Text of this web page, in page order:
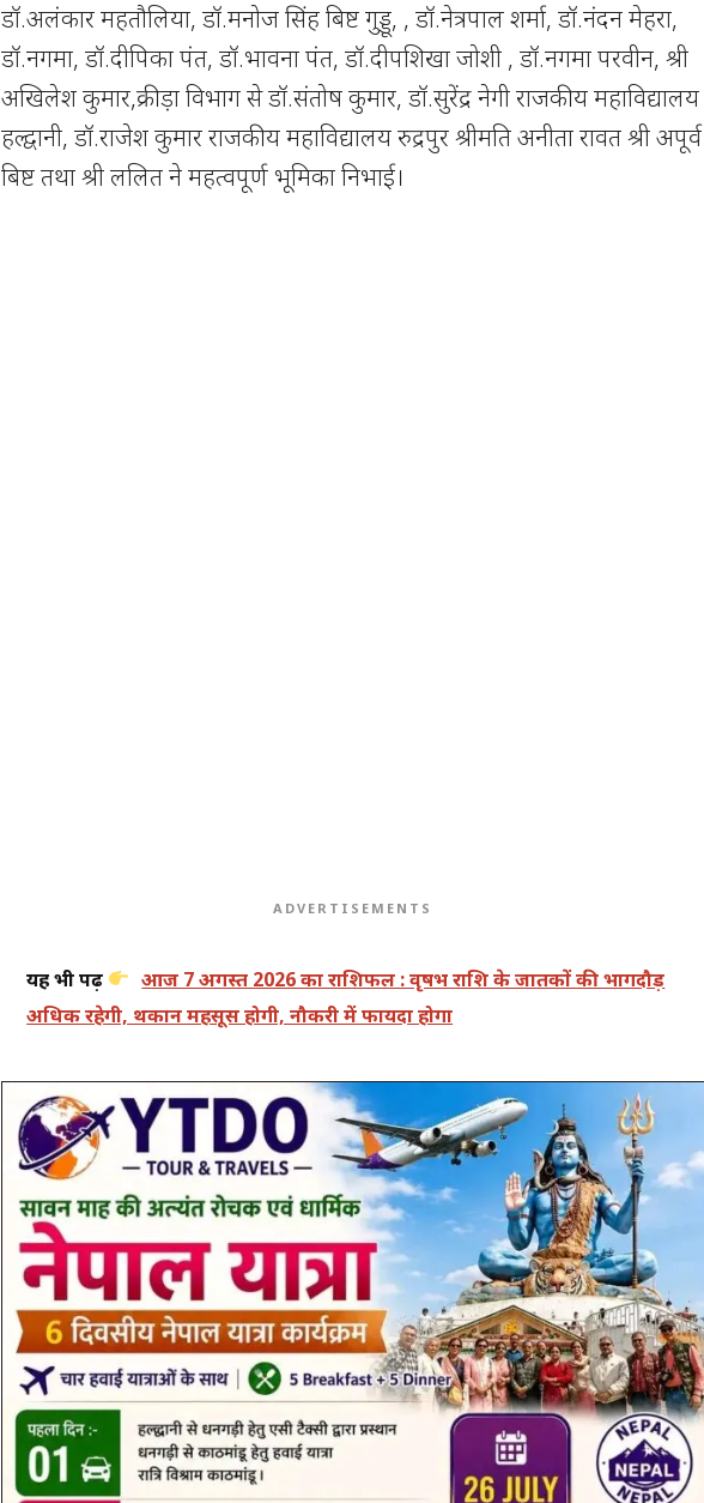
डॉ.अलंकार महतौलिया, डॉ.मनोज सिंह बिष्ट गुड्डू, , डॉ.नेत्रपाल शर्मा, डॉ.नंदन मेहरा,
डॉ.नगमा, डॉ.दीपिका पंत, डॉ.भावना पंत, डॉ.दीपशिखा जोशी , डॉ.नगमा परवीन, श्री
अखिलेश कुमार,क्रीड़ा विभाग से डॉ.संतोष कुमार, डॉ.सुरेंद्र नेगी राजकीय महाविद्यालय
हल्द्वानी, डॉ.राजेश कुमार राजकीय महाविद्यालय रुद्रपुर श्रीमति अनीता रावत श्री अपूर्व
बिष्ट तथा श्री ललित ने महत्वपूर्ण भूमिका निभाई।
ADVERTISEMENTS
यह भी पढ़ें
आज 7 अगस्त 2026 का राशिफल : वृषभ राशि के जातकों की भागदौड़
अधिक रहेगी, थकान महसूस होगी, नौकरी में फायदा होगा